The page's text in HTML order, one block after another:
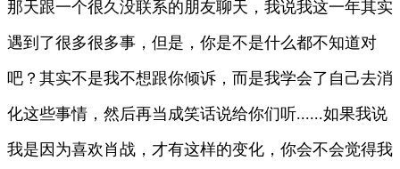
那天跟一个很久没联系的朋友聊天，我说我这一年其实
遇到了很多很多事，但是，你是不是什么都不知道对
吧？其实不是我不想跟你倾诉，而是我学会了自己去消
化这些事情，然后再当成笑话说给你们听......如果我说
我是因为喜欢肖战，才有这样的变化，你会不会觉得我